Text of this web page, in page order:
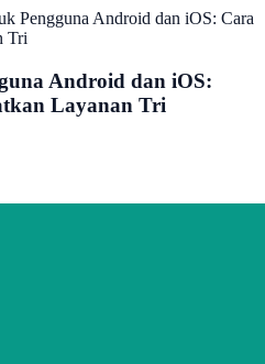
Pengguna Android dan iOS: Cara
Tri
Android dan iOS:
Layanan Tri